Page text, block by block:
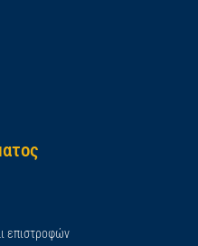
επιστροφών